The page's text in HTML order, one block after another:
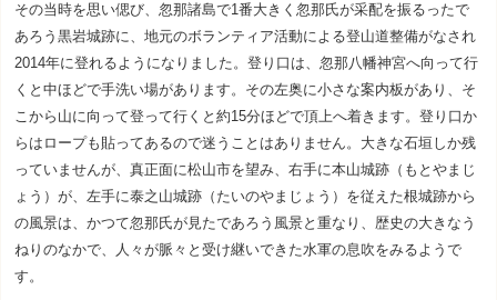
その当時を思い偲び、忽那諸島で1番大きく忽那氏が采配を振るったで
あろう黒岩城跡に、地元のボランティア活動による登山道整備がなされ
2014年に登れるようになりました。登り口は、忽那八幡神宮へ向って行
くと中ほどで手洗い場があります。その左奥に小さな案内板があり、そ
こから山に向って登って行くと約15分ほどで頂上へ着きます。登り口か
らはロープも貼ってあるので迷うことはありません。大きな石垣しか残
っていませんが、真正面に松山市を望み、右手に本山城跡（もとやまじ
ょう）が、左手に泰之山城跡（たいのやまじょう）を従えた根城跡から
の風景は、かつて忽那氏が見たであろう風景と重なり、歴史の大きなう
ねりのなかで、人々が脈々と受け継いできた水軍の息吹をみるようで
す。